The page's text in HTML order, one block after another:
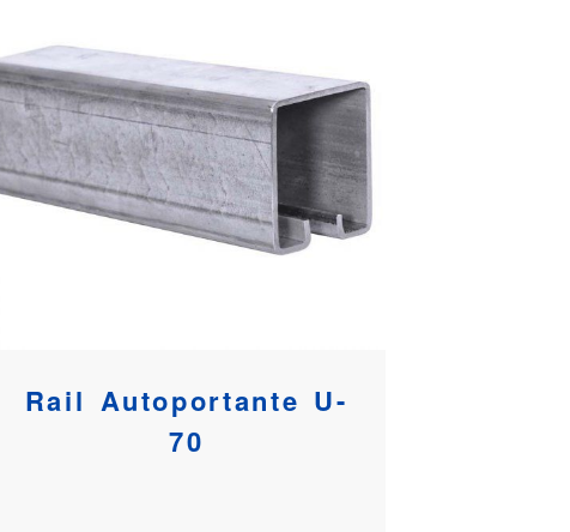
Rail Autoportante U-
70